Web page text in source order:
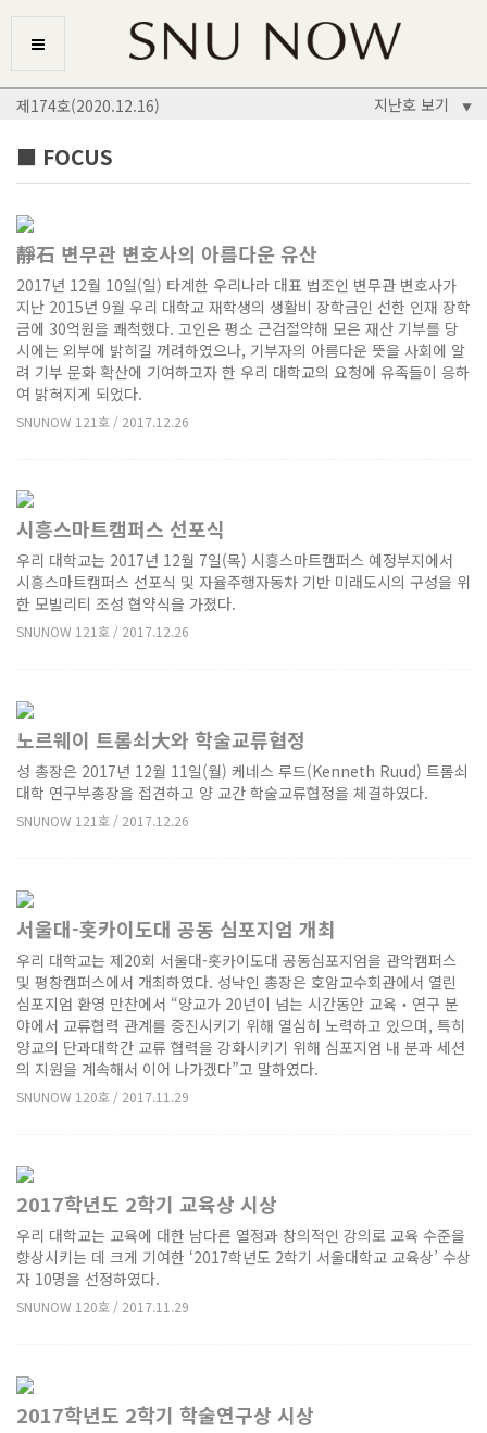
제174호(2020.12.16) 지난호 보기 ▼
■ FOCUS
靜石 변무관 변호사의 아름다운 유산
2017년 12월 10일(일) 타계한 우리나라 대표 법조인 변무관 변호사가
지난 2015년 9월 우리 대학교 재학생의 생활비 장학금인 선한 인재 장학
금에 30억원을 쾌척했다. 고인은 평소 근검절약해 모은 재산 기부를 당
시에는 외부에 밝히길 꺼려하였으나, 기부자의 아름다운 뜻을 사회에 알
려 기부 문화 확산에 기여하고자 한 우리 대학교의 요청에 유족들이 응하
여 밝혀지게 되었다.
SNUNOW 121호 / 2017.12.26
시흥스마트캠퍼스 선포식
우리 대학교는 2017년 12월 7일(목) 시흥스마트캠퍼스 예정부지에서
시흥스마트캠퍼스 선포식 및 자율주행자동차 기반 미래도시의 구성을 위
한 모빌리티 조성 협약식을 가졌다.
SNUNOW 121호 / 2017.12.26
노르웨이 트롬쇠大와 학술교류협정
성 총장은 2017년 12월 11일(월) 케네스 루드(Kenneth Ruud) 트롬쇠
대학 연구부총장을 접견하고 양 교간 학술교류협정을 체결하였다.
SNUNOW 121호 / 2017.12.26
서울대-홋카이도대 공동 심포지엄 개최
우리 대학교는 제20회 서울대-홋카이도대 공동심포지엄을 관악캠퍼스
및 평창캠퍼스에서 개최하였다. 성낙인 총장은 호암교수회관에서 열린
심포지엄 환영 만찬에서 “양교가 20년이 넘는 시간동안 교육‧연구 분
야에서 교류협력 관계를 증진시키기 위해 열심히 노력하고 있으며, 특히
양교의 단과대학간 교류 협력을 강화시키기 위해 심포지엄 내 분과 세션
의 지원을 계속해서 이어 나가겠다”고 말하였다.
SNUNOW 120호 / 2017.11.29
2017학년도 2학기 교육상 시상
우리 대학교는 교육에 대한 남다른 열정과 창의적인 강의로 교육 수준을
향상시키는 데 크게 기여한 ‘2017학년도 2학기 서울대학교 교육상’ 수상
자 10명을 선정하였다.
SNUNOW 120호 / 2017.11.29
2017학년도 2학기 학술연구상 시상